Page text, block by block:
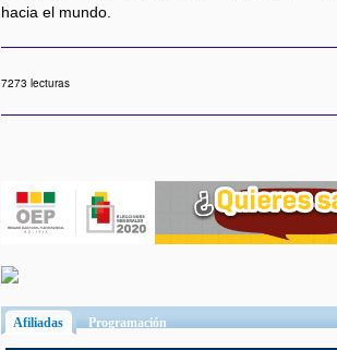
hacia el mundo.
7273 lecturas
Afiliadas (solapa activa)
Programación